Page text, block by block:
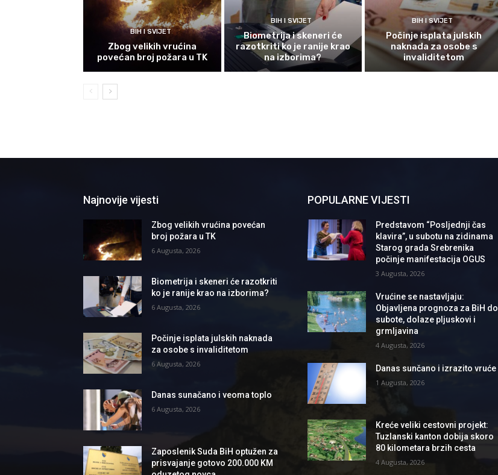
BIH I SVIJET
Zbog velikih vrućina
povećan broj požara u TK
BIH I SVIJET
Biometrija i skeneri će
razotkriti ko je ranije krao
na izborima?
BIH I SVIJET
Počinje isplata julskih
naknada za osobe s
invaliditetom
Najnovije vijesti
Zbog velikih vrućina povećan
broj požara u TK
6 Augusta, 2026
Biometrija i skeneri će razotkriti
ko je ranije krao na izborima?
6 Augusta, 2026
Počinje isplata julskih naknada
za osobe s invaliditetom
6 Augusta, 2026
Danas sunačano i veoma toplo
6 Augusta, 2026
Zaposlenik Suda BiH optužen za
prisvajanje gotovo 200.000 KM
POPULARNE VIJESTI
Predstavom “Posljednji čas
klavira”, u subotu na zidinama
Starog grada Srebrenika
počinje manifestacija OGUS
3 Augusta, 2026
Vrućine se nastavljaju:
Objavljena prognoza za BiH do
subote, dolaze pljuskovi i
grmljavina
4 Augusta, 2026
Danas sunčano i izrazito vruće
1 Augusta, 2026
Kreće veliki cestovni projekt:
Tuzlanski kanton dobija skoro
80 kilometara brzih cesta
4 Augusta, 2026